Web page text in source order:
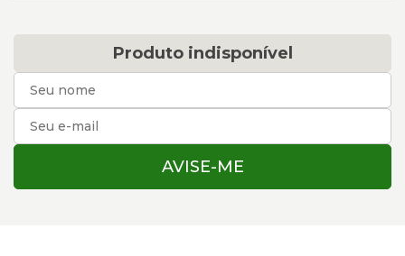
Produto indisponível
AVISE-ME